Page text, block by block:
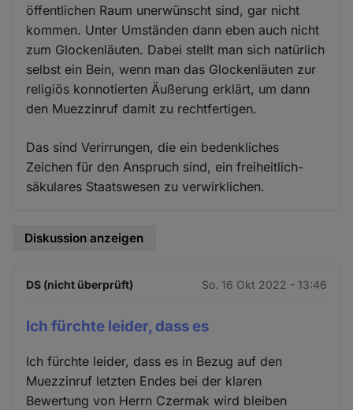
öffentlichen Raum unerwünscht sind, gar nicht
kommen. Unter Umständen dann eben auch nicht
zum Glockenläuten. Dabei stellt man sich natürlich
selbst ein Bein, wenn man das Glockenläuten zur
religiös konnotierten Äußerung erklärt, um dann
den Muezzinruf damit zu rechtfertigen.
Das sind Verirrungen, die ein bedenkliches
Zeichen für den Anspruch sind, ein freiheitlich-
säkulares Staatswesen zu verwirklichen.
Diskussion anzeigen
DS (nicht überprüft) So. 16 Okt 2022 - 13:46
Ich fürchte leider, dass es
Ich fürchte leider, dass es in Bezug auf den
Muezzinruf letzten Endes bei der klaren
Bewertung von Herrn Czermak wird bleiben